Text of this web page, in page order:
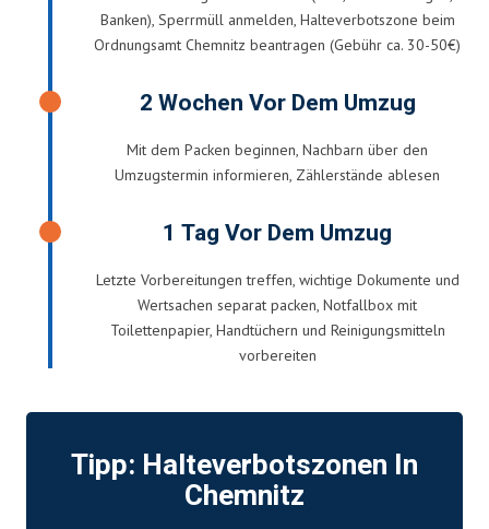
Banken), Sperrmüll anmelden, Halteverbotszone beim
Ordnungsamt Chemnitz beantragen (Gebühr ca. 30-50€)
2 Wochen Vor Dem Umzug
Mit dem Packen beginnen, Nachbarn über den
Umzugstermin informieren, Zählerstände ablesen
1 Tag Vor Dem Umzug
Letzte Vorbereitungen treffen, wichtige Dokumente und
Wertsachen separat packen, Notfallbox mit
Toilettenpapier, Handtüchern und Reinigungsmitteln
vorbereiten
Tipp: Halteverbotszonen In
Chemnitz